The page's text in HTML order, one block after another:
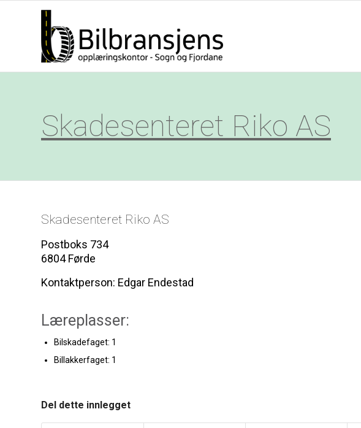
Skadesenteret Riko AS
Skadesenteret Riko AS
Postboks 734
6804 Førde
Kontaktperson: Edgar Endestad
Læreplasser:
Bilskadefaget: 1
Billakkerfaget: 1
Del dette innlegget